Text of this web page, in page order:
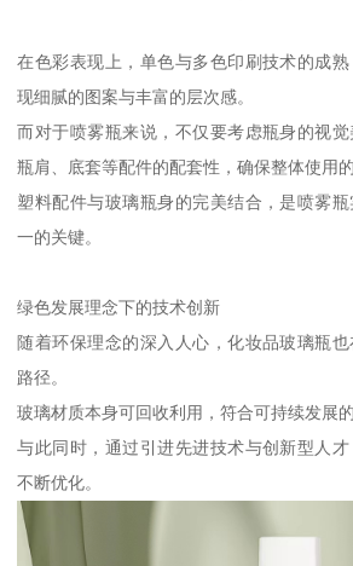
在色彩表现上，单色与多色印刷技术的成
现细腻的图案与丰富的层次感。
而对于喷雾瓶来说，不仅要考虑瓶身的视觉
瓶肩、底套等配件的配套性，确保整体使用
塑料配件与玻璃瓶身的完美结合，是喷雾
一的关键。
绿色发展理念下的技术创新
随着环保理念的深入人心，化妆品玻璃瓶
路径。
玻璃材质本身可回收利用，符合可持续发展的
与此同时，通过引进先进技术与创新型人
不断优化。